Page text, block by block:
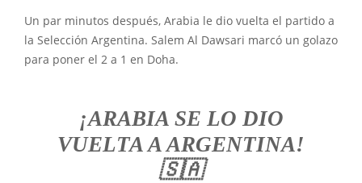
Un par minutos después, Arabia le dio vuelta el partido a
la Selección Argentina. Salem Al Dawsari marcó un golazo
para poner el 2 a 1 en Doha.
¡ARABIA SE LO DIO
VUELTA A ARGENTINA!
🇸🇦